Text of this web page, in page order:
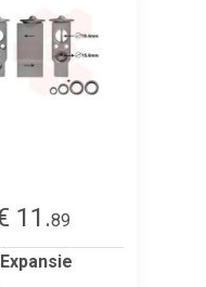
11.89